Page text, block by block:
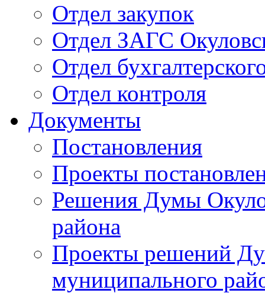
Отдел закупок
Отдел ЗАГС
Отдел
Отдел контроля
Документы
Постановления
Проекты
Решения Думы
района
Проекты решений
муниципального